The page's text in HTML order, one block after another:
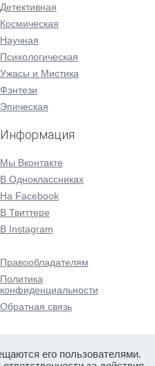
Детективная
Космическая
Научная
Психологическая
Ужасы и Мистика
Фэнтези
Эпическая
Информация
Мы Вконтакте
В Одноклассниках
На Facebook
В Твиттере
В Instagram
Правообладателям
Политика
конфиденциальности
Обратная связь
его пользователями.